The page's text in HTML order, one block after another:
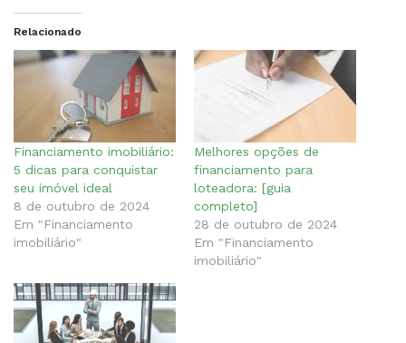
Relacionado
Financiamento imobiliário:
5 dicas para conquistar
seu imóvel ideal
8 de outubro de 2024
Em "Financiamento
imobiliário"
Melhores opções de
financiamento para
loteadora: [guia
completo]
28 de outubro de 2024
Em "Financiamento
imobiliário"